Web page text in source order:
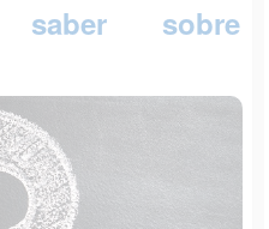
sobre